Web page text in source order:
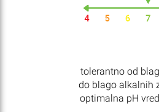
tolerantno od
do blago alkalnih
optimalna pH